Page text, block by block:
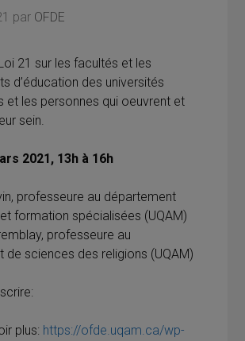
par OFDE
21 sur les facultés et les
d’éducation des universités
et les personnes qui oeuvrent et
sein.
2021, 13h à 16h
professeure au département
formation spécialisées (UQAM)
professeure au
de sciences des religions (UQAM)
plus: https://ofde.uqam.ca/wp-